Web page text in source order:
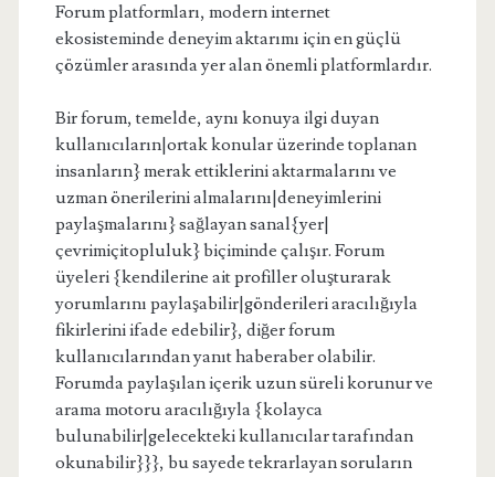
Forum platformları, modern internet
ekosisteminde deneyim aktarımı için en güçlü
çözümler arasında yer alan önemli platformlardır.
Bir forum, temelde, aynı konuya ilgi duyan
kullanıcıların|ortak konular üzerinde toplanan
insanların} merak ettiklerini aktarmalarını ve
uzman önerilerini almalarını|deneyimlerini
paylaşmalarını} sağlayan sanal{yer|
çevrimiçitopluluk} biçiminde çalışır. Forum
üyeleri {kendilerine ait profiller oluşturarak
yorumlarını paylaşabilir|gönderileri aracılığıyla
fikirlerini ifade edebilir}, diğer forum
kullanıcılarından yanıt haberaber olabilir.
Forumda paylaşılan içerik uzun süreli korunur ve
arama motoru aracılığıyla {kolayca
bulunabilir|gelecekteki kullanıcılar tarafından
okunabilir}}}, bu sayede tekrarlayan soruların